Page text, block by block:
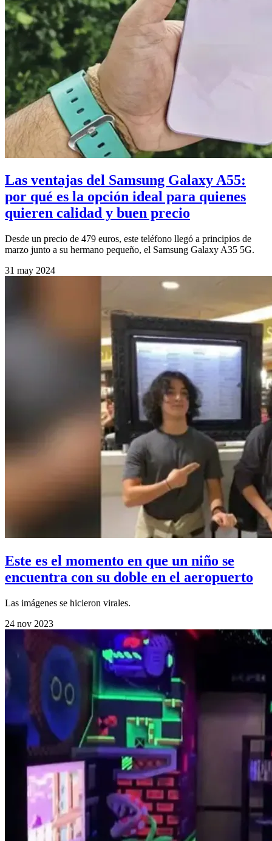
Las ventajas del Samsung Galaxy A55:
por qué es la opción ideal para quienes
quieren calidad y buen precio
Desde un precio de 479 euros, este teléfono llegó a principios de
marzo junto a su hermano pequeño, el Samsung Galaxy A35 5G.
31 may 2024
Este es el momento en que un niño se
encuentra con su doble en el aeropuerto
Las imágenes se hicieron virales.
24 nov 2023